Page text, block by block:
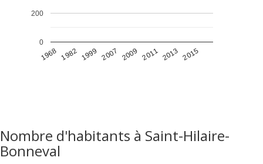
1968 1982 1999 2007 2009 2011 2013 2015
0
200
Nombre d'habitants à Saint-Hilaire-
Bonneval